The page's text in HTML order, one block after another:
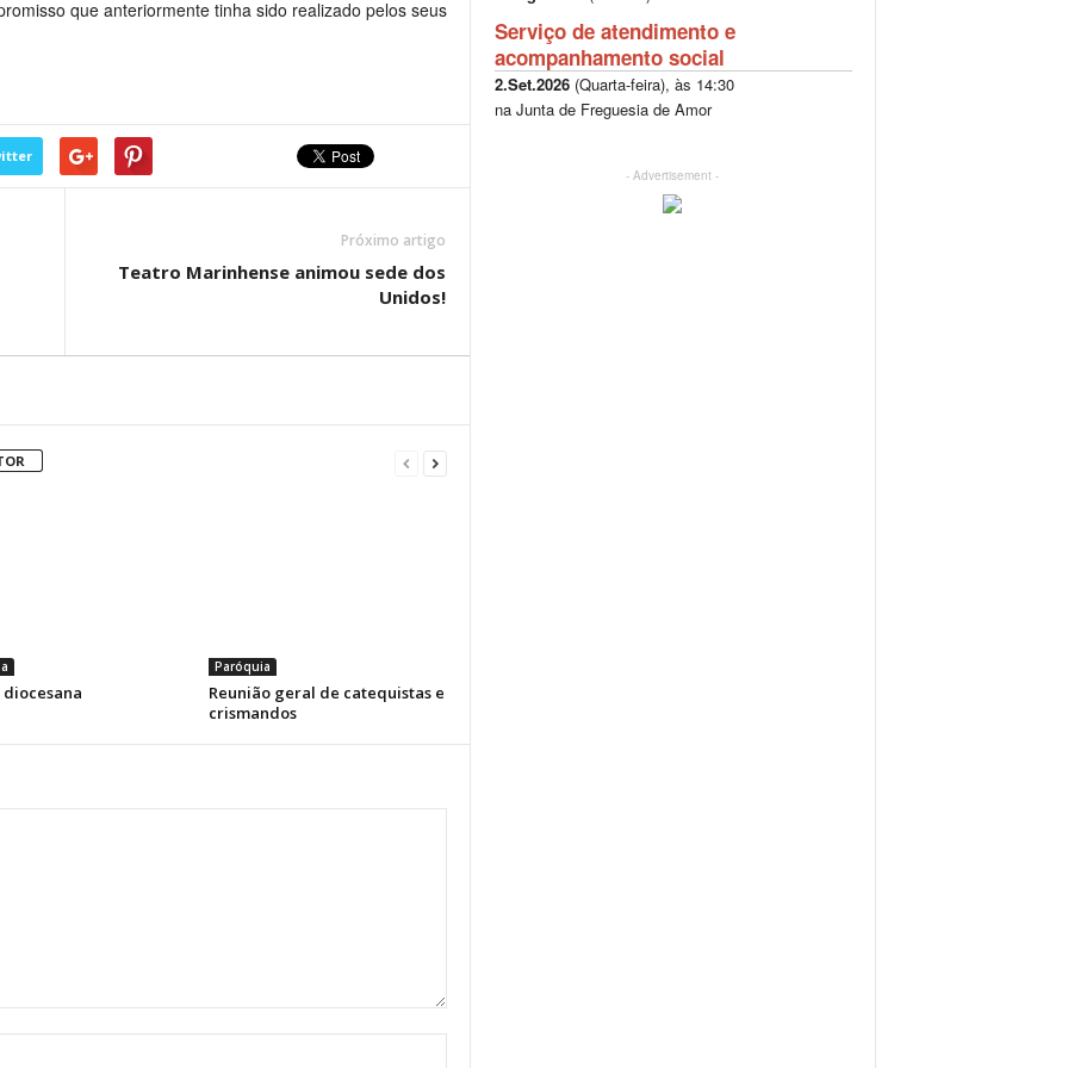
que anteriormente tinha sido realizado pelos seus
Próximo artigo
Teatro Marinhense animou sede dos
Unidos!
Paróquia
Reunião geral de catequistas e
crismandos
Serviço de atendimento e
acompanhamento social
2.Set.2026(Quarta-feira), às 14:30
na Junta de Freguesia de Amor
- Advertisement -